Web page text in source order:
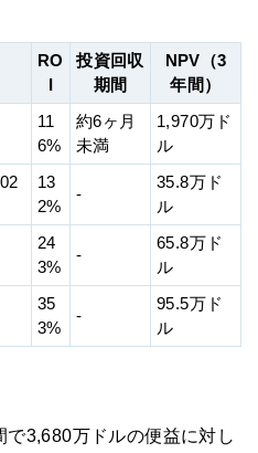
RO
I
投資回収
期間
NPV（3
年間）
11
6%
約6ヶ月
未満
1,970万ド
ル
13
2%
-
35.8万ド
ル
24
3%
-
65.8万ド
ル
35
3%
-
95.5万ド
ル
3,680万ドルの便益に対し